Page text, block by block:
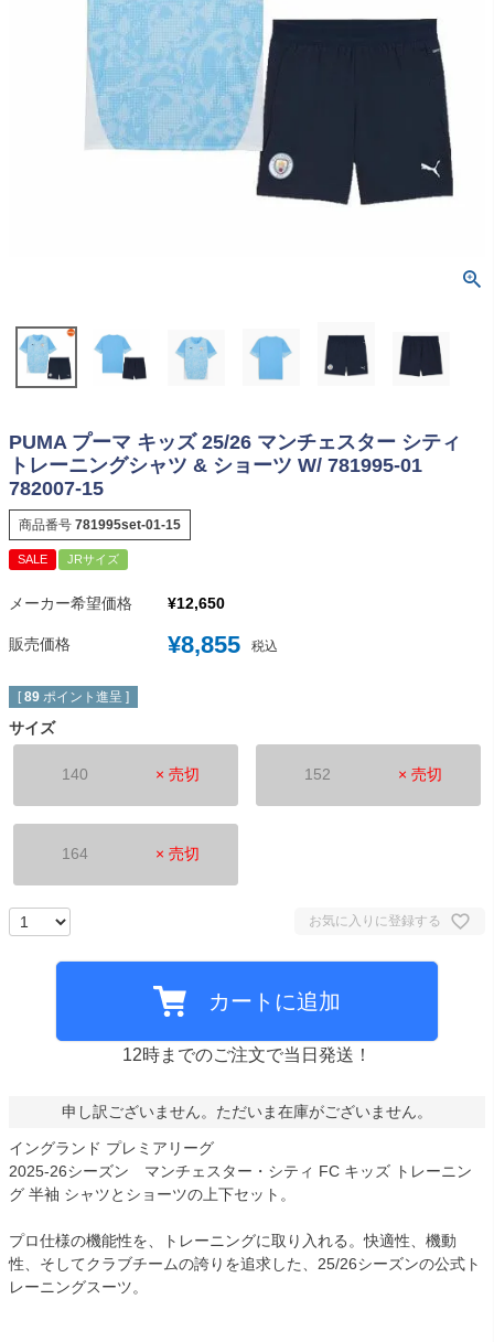
PUMA プーマ キッズ 25/26 マンチェスター シティ
トレーニングシャツ & ショーツ W/ 781995-01
782007-15
商品番号 781995set-01-15
SALE JRサイズ
メーカー希望価格 ¥12,650
販売価格 ¥8,855 税込
[ 89 ポイント進呈 ]
サイズ
140 × 売切 152 × 売切
164 × 売切
お気に入りに登録する
カートに追加
12時までのご注文で当日発送！
申し訳ございません。ただいま在庫がございません。
イングランド プレミアリーグ
2025-26シーズン マンチェスター・シティ FC キッズ トレーニン
グ 半袖 シャツとショーツの上下セット。
プロ仕様の機能性を、トレーニングに取り入れる。快適性、機動
性、そしてクラブチームの誇りを追求した、25/26シーズンの公式ト
レーニングスーツ。